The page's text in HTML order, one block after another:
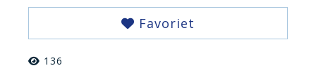
Favoriet
136